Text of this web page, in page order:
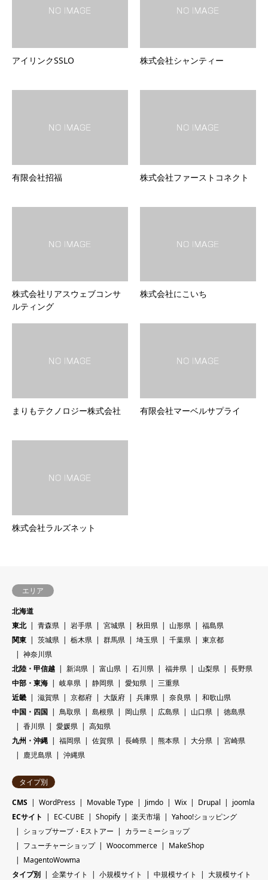
アイリンクSSLO 株式会社シャンティー
有限会社招福 株式会社ファーストコネクト
株式会社リアスウェブコンサ
ルティング
株式会社にこいち
まりもテクノロジー株式会社 有限会社マーベルサプライ
株式会社ラルズネット
エリア
北海道
東北
青森県 岩手県 宮城県 秋田県 山形県
福島県
関東
茨城県 栃木県 群馬県 埼玉県 千葉県
東京都
神奈川県
北陸・甲信越
新潟県 富山県 石川県 福井県 山梨県
長野県
中部・東海
岐阜県 静岡県 愛知県
三重県
近畿
滋賀県 京都府 大阪府 兵庫県 奈良県
和歌山県
中国・四国
鳥取県 島根県 岡山県 広島県 山口県
徳島県
香川県
愛媛県
高知県
九州・沖縄
福岡県 佐賀県 長崎県 熊本県 大分県
宮崎県
鹿児島県
沖縄県
タイプ別
CMS
WordPress Movable Type Jimdo Wix Drupal
joomla
ECサイト
EC-CUBE Shopify 楽天市場
Yahoo!ショッピング
ショップサーブ・Eストアー
カラーミーショップ
フューチャーショップ
Woocommerce
MakeShop
MagentoWowma
タイプ別
企業サイト 小規模サイト 中規模サイト 大規模サイト